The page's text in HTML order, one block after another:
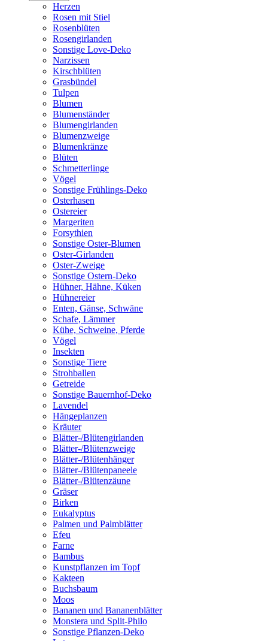
Herzen
Rosen mit Stiel
Rosenblüten
Rosengirlanden
Sonstige Love-Deko
Narzissen
Kirschblüten
Grasbündel
Tulpen
Blumen
Blumenständer
Blumengirlanden
Blumenzweige
Blumenkränze
Blüten
Schmetterlinge
Vögel
Sonstige Frühlings-Deko
Osterhasen
Ostereier
Margeriten
Forsythien
Sonstige Oster-Blumen
Oster-Girlanden
Oster-Zweige
Sonstige Ostern-Deko
Hühner, Hähne, Küken
Hühnereier
Enten, Gänse, Schwäne
Schafe, Lämmer
Kühe, Schweine, Pferde
Vögel
Insekten
Sonstige Tiere
Strohballen
Getreide
Sonstige Bauernhof-Deko
Lavendel
Hängeplanzen
Kräuter
Blätter-/Blütengirlanden
Blätter-/Blütenzweige
Blätter-/Blütenhänger
Blätter-/Blütenpaneele
Blätter-/Blütenzäune
Gräser
Birken
Eukalyptus
Palmen und Palmblätter
Efeu
Farne
Bambus
Kunstpflanzen im Topf
Kakteen
Buchsbaum
Moos
Bananen und Bananenblätter
Monstera und Split-Philo
Sonstige Pflanzen-Deko